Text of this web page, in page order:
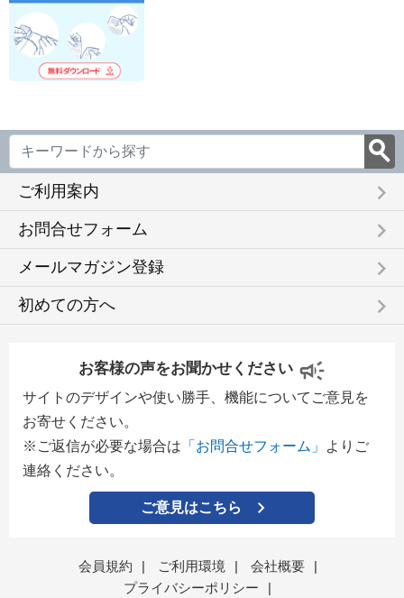
ご利用案内 keyboard_arrow_right
お問合せフォーム keyboard_arrow_right
メールマガジン登録 keyboard_arrow_right
初めての方へ keyboard_arrow_right
お客様の声をお聞かせください
サイトのデザインや使い勝手、機能についてご意見を
お寄せください。
※ご返信が必要な場合は 「お問合せフォーム」
よりご
連絡ください。
ご意見はこちら
会員規約 | ご利用環境 | 会社概要
|
プライバシーポリシー
|